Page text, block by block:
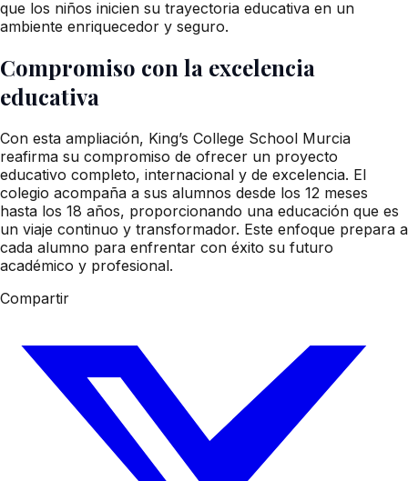
que los niños inicien su trayectoria educativa en un
ambiente enriquecedor y seguro.
Compromiso con la excelencia
educativa
Con esta ampliación, King’s College School Murcia
reafirma su compromiso de ofrecer un proyecto
educativo completo, internacional y de excelencia. El
colegio acompaña a sus alumnos desde los 12 meses
hasta los 18 años, proporcionando una educación que es
un viaje continuo y transformador. Este enfoque prepara a
cada alumno para enfrentar con éxito su futuro
académico y profesional.
Compartir